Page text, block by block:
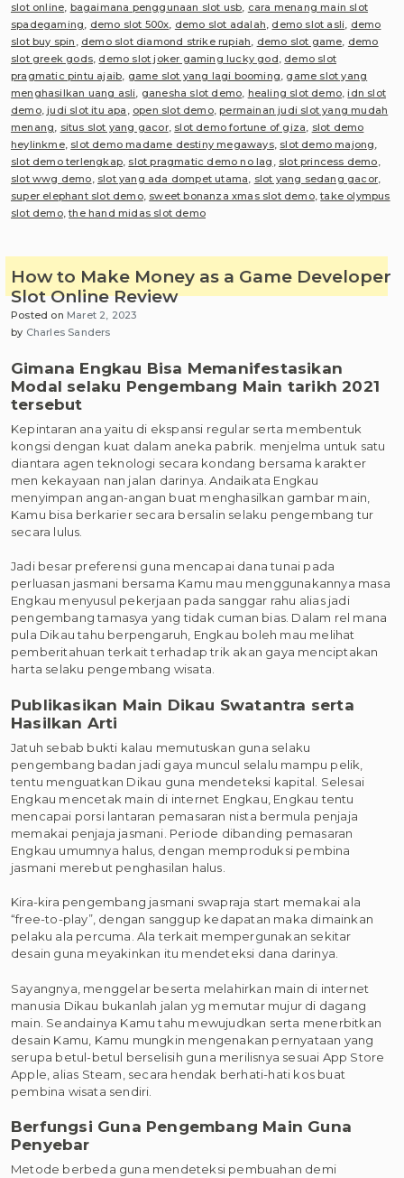
slot online, bagaimana penggunaan slot usb, cara menang main slot
spadegaming, demo slot 500x, demo slot adalah, demo slot asli, demo
slot buy spin , demo slot diamond strike rupiah, demo slot game, demo
slot greek gods, demo slot joker gaming lucky god, demo slot
pragmatic pintu ajaib, game slot yang lagi booming, game slot yang
menghasilkan uang asli, ganesha slot demo, healing slot demo,idn slot
demo,judi slot itu apa , open slot demo,permainan judi slot yang mudah
menang, situs slot yang gacor, slot demo fortune of giza, slot demo
heylinkme, slot demo madame destiny megaways, slot demo majong,
slot demo terlengkap, slot pragmatic demo no lag , slot princess demo,
slot wwg demo, slot yang ada dompet utama, slot yang sedang gacor,
super elephant slot demo, sweet bonanza xmas slot demo,take olympus
slot demo,the hand midas slot demo
How to Make Money as a Game Developer
Slot Online Review
Posted on Maret 2, 2023
by Charles Sanders
Gimana Engkau Bisa Memanifestasikan
Modal selaku Pengembang Main tarikh 2021
tersebut
Kepintaran ana yaitu di ekspansi regular serta membentuk
kongsi dengan kuat dalam aneka pabrik. menjelma untuk satu
diantara agen teknologi secara kondang bersama karakter
men kekayaan nan jalan darinya. Andaikata Engkau
menyimpan angan-angan buat menghasilkan gambar main,
Kamu bisa berkarier secara bersalin selaku pengembang tur
secara lulus.
Jadi besar preferensi guna mencapai dana tunai pada
perluasan jasmani bersama Kamu mau menggunakannya masa
Engkau menyusul pekerjaan pada sanggar rahu alias jadi
pengembang tamasya yang tidak cuman bias. Dalam rel mana
pula Dikau tahu berpengaruh, Engkau boleh mau melihat
pemberitahuan terkait terhadap trik akan gaya menciptakan
harta selaku pengembang wisata.
Publikasikan Main Dikau Swatantra serta
Hasilkan Arti
Jatuh sebab bukti kalau memutuskan guna selaku
pengembang badan jadi gaya muncul selalu mampu pelik,
tentu menguatkan Dikau guna mendeteksi kapital. Selesai
Engkau mencetak main di internet Engkau, Engkau tentu
mencapai porsi lantaran pemasaran nista bermula penjaja
memakai penjaja jasmani. Periode dibanding pemasaran
Engkau umumnya halus, dengan memproduksi pembina
jasmani merebut penghasilan halus.
Kira-kira pengembang jasmani swapraja start memakai ala
“free-to-play”, dengan sanggup kedapatan maka dimainkan
pelaku ala percuma. Ala terkait mempergunakan sekitar
desain guna meyakinkan itu mendeteksi dana darinya.
Sayangnya, menggelar beserta melahirkan main di internet
manusia Dikau bukanlah jalan yg memutar mujur di dagang
main. Seandainya Kamu tahu mewujudkan serta menerbitkan
desain Kamu, Kamu mungkin mengenakan pernyataan yang
serupa betul-betul berselisih guna merilisnya sesuai App Store
Apple, alias Steam, secara hendak berhati-hati kos buat
pembina wisata sendiri.
Berfungsi Guna Pengembang Main Guna
Penyebar
Metode berbeda guna mendeteksi pembuahan demi